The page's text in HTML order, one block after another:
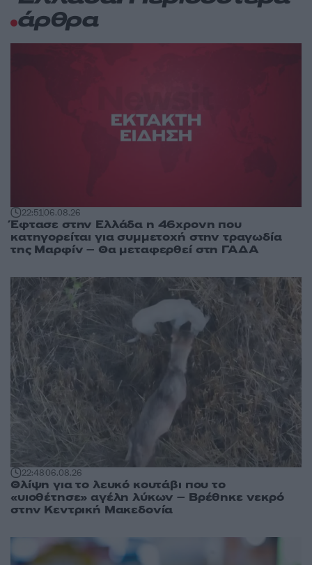
άρθρα
22:5106.08.26
Έφτασε στην Ελλάδα η 46χρονη που
κατηγορείται για συμμετοχή στην τραγωδία
της Μαρφίν – Θα μεταφερθεί στη ΓΑΔΑ
22:4806.08.26
Θλίψη για το λευκό κουτάβι που το
«υιοθέτησε» αγέλη λύκων – Βρέθηκε νεκρό
στην Κεντρική Μακεδονία